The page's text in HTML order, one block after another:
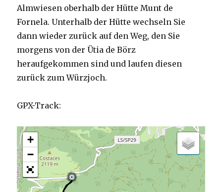
Almwiesen oberhalb der Hütte Munt de
Fornela. Unterhalb der Hütte wechseln Sie
dann wieder zurück auf den Weg, den Sie
morgens von der Ütia de Börz
heraufgekommen sind und laufen diesen
zurück zum Würzjoch.
GPX-Track:
+
−